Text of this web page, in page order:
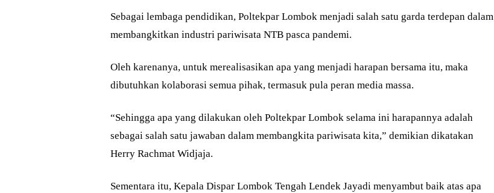
Sebagai lembaga pendidikan, Poltekpar Lombok menjadi salah satu garda terdepan dalam
membangkitkan industri pariwisata NTB pasca pandemi.
Oleh karenanya, untuk merealisasikan apa yang menjadi harapan bersama itu, maka
dibutuhkan kolaborasi semua pihak, termasuk pula peran media massa.
“Sehingga apa yang dilakukan oleh Poltekpar Lombok selama ini harapannya adalah
sebagai salah satu jawaban dalam membangkita pariwisata kita,” demikian dikatakan
Herry Rachmat Widjaja.
Sementara itu, Kepala Dispar Lombok Tengah Lendek Jayadi menyambut baik atas apa